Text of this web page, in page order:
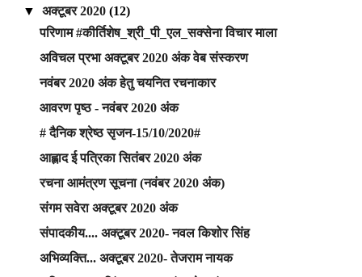
▼अक्टूबर 2020(12)
परिणाम #कीर्तिशेष_श्री_पी_एल_सक्सेना विचार माला
अविचल प्रभा अक्टूबर 2020 अंक वेब संस्करण
नवंबर 2020 अंक हेतु चयनित रचनाकार
आवरण पृष्ठ - नवंबर 2020 अंक
# दैनिक श्रेष्ठ सृजन-15/10/2020#
आह्लाद ई पत्रिका सितंबर 2020 अंक
रचना आमंत्रण सूचना (नवंबर 2020 अंक)
संगम सवेरा अक्टूबर 2020 अंक
संपादकीय.... अक्टूबर 2020- नवल किशोर सिंह
अभिव्यक्ति... अक्टूबर 2020- तेजराम नायक